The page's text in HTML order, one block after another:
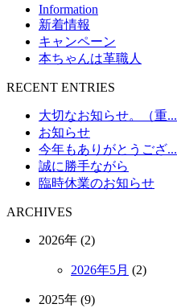
Information
新着情報
キャンペーン
本ちゃんは革職人
RECENT ENTRIES
大切なお知らせ。（重...
お知らせ
今年もありがとうござ...
誠に勝手ながら
臨時休業のお知らせ
ARCHIVES
2026年 (2)
2026年5月 (2)
2025年 (9)